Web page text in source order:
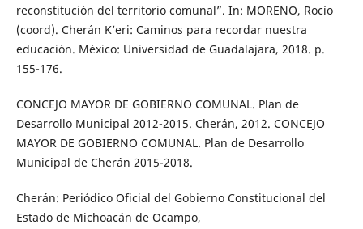
reconstitución del territorio comunal”. In: MORENO, Rocío
(coord). Cherán K’eri: Caminos para recordar nuestra
educación. México: Universidad de Guadalajara, 2018. p.
155-176.
CONCEJO MAYOR DE GOBIERNO COMUNAL. Plan de
Desarrollo Municipal 2012-2015. Cherán, 2012. CONCEJO
MAYOR DE GOBIERNO COMUNAL. Plan de Desarrollo
Municipal de Cherán 2015-2018.
Cherán: Periódico Oficial del Gobierno Constitucional del
Estado de Michoacán de Ocampo,